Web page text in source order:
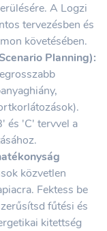
A Logzi
tervezésben és
követésében.
Planning):
és 'C' tervvel a
közvetlen
Fektess be
fűtési és
kitettség